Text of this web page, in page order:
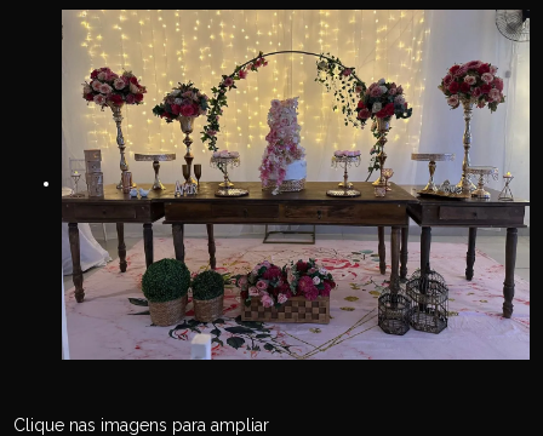
Clique nas imagens para ampliar